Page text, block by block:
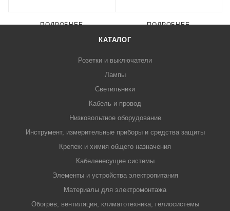
ПОДРОБНЕЕ ПОДРОБНЕЕ
КАТАЛОГ
Розетки и выключатели
Лампы
Светильники
Кабель и провод
Низковольтное оборудование
Инструмент, измерительные приборы и средства защиты
Крепеж и химия общего назначения
Кабеленесущие системы
Элементы и устройства электропитания
Материалы для электромонтажа
Обогрев, вентиляция, климатотехника, гелиосистемы